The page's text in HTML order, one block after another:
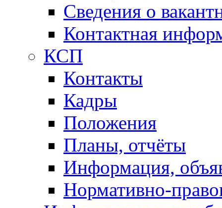
Сведения о
Контактная
КСП
Контакты
Кадры
Положения
Планы, отчёты
Информация,
Нормативно-